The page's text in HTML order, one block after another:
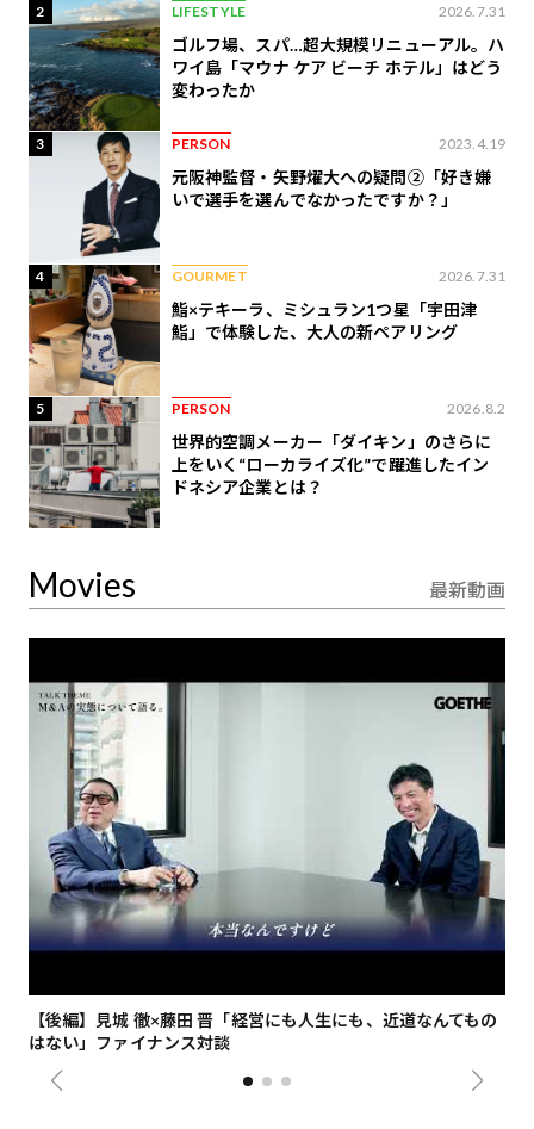
2 LIFESTYLE 2026.7.31
ゴルフ場、スパ…超大規模リニューアル。ハ
ワイ島「マウナ ケア ビーチ ホテル」はどう
変わったか
3 PERSON 2023.4.19
元阪神監督・矢野燿大への疑問②「好き嫌
いで選手を選んでなかったですか？」
4 GOURMET 2026.7.31
鮨×テキーラ、ミシュラン1つ星「宇田津
鮨」で体験した、大人の新ペアリング
5 PERSON 2026.8.2
世界的空調メーカー「ダイキン」のさらに
上をいく“ローカライズ化”で躍進したイン
ドネシア企業とは？
Movies 最新動画
【後編】見城 徹×藤田 晋「経営にも人生にも、近道なんてもの
はない」ファイナンス対談